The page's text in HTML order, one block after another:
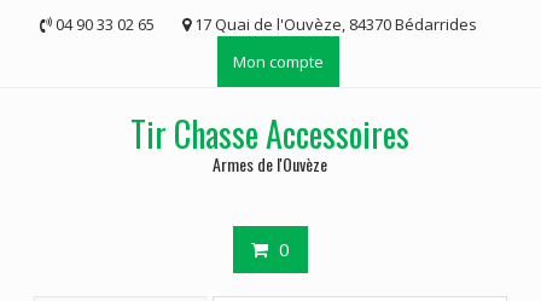
04 90 33 02 65
17 Quai de l'Ouvèze, 84370 Bédarrides
Mon compte
Tir Chasse Accessoires
Armes de l'Ouvèze
0